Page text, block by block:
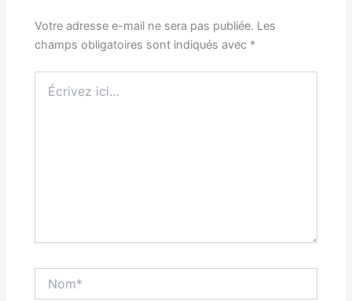
Votre adresse e-mail ne sera pas publiée. Les
champs obligatoires sont indiqués avec *
ici…